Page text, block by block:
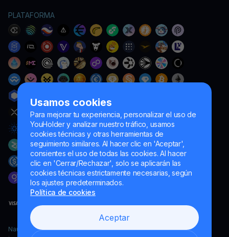
Usamos cookies
Para mejorar tu experiencia, personalizar el uso de
YouHolder y analizar nuestro tráfico, usamos
cookies técnicas y otras herramientas de
seguimiento similares. Al hacer clic en 'Aceptar',
consientes el uso de todas las cookies. Al hacer
clic en 'Cerrar/Rechazar', solo se aplicarán las
cookies técnicas estrictamente necesarias, según
los ajustes predeterminados.
Política de cookies
Aceptar
PLATAFORMA
Naumard LTD. – únicamente para fines de desarrollo informático,